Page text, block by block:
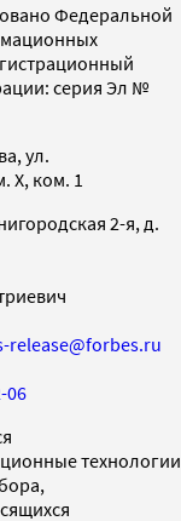
Федеральной
серия Эл №
ул.
X, ком. 1
2-я, д.
release@forbes.ru
06
технологии